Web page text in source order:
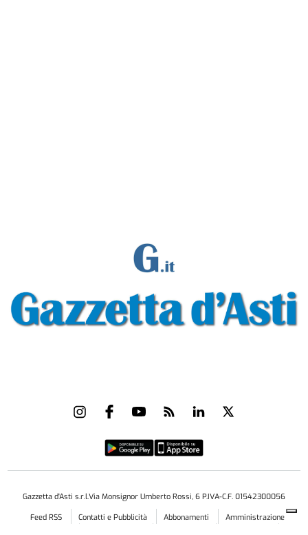
Gazzetta d'Asti s.r.l.Via Monsignor Umberto Rossi, 6 P.IVA-C.F. 01542300056
Feed RSS
Contatti e Pubblicità Abbonamenti
Amministrazione